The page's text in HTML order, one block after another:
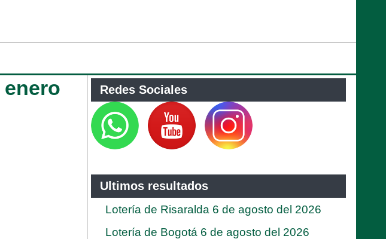
Redes Sociales
Ultimos resultados
Lotería de Risaralda 6 de agosto del 2026
Lotería de Bogotá 6 de agosto del 2026